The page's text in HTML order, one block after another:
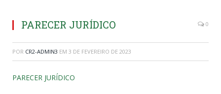
PARECER JURÍDICO 0
POR CR2-ADMIN3 EM 3 DE FEVEREIRO DE 2023
PARECER JURÍDICO